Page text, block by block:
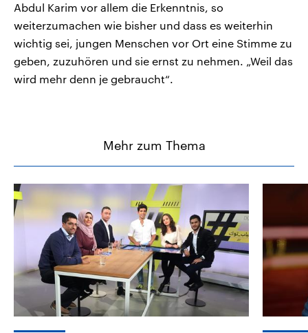
Abdul Karim vor allem die Erkenntnis, so
weiterzumachen wie bisher und dass es weiterhin
wichtig sei, jungen Menschen vor Ort eine Stimme zu
geben, zuzuhören und sie ernst zu nehmen. „Weil das
wird mehr denn je gebraucht“.
Mehr zum Thema